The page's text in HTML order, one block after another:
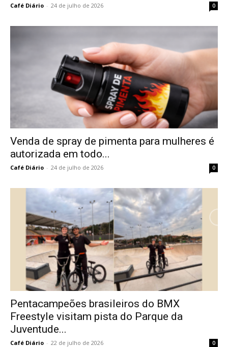
Café Diário - 24 de julho de 2026 0
Venda de spray de pimenta para mulheres é
autorizada em todo...
Café Diário - 24 de julho de 2026 0
Pentacampeões brasileiros do BMX
Freestyle visitam pista do Parque da
Juventude...
Café Diário - 22 de julho de 2026 0